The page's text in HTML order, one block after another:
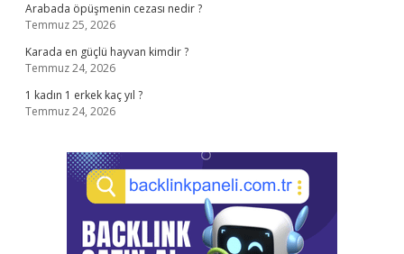
Arabada öpüşmenin cezası nedir ?
Temmuz 25, 2026
Karada en güçlü hayvan kimdir ?
Temmuz 24, 2026
1 kadın 1 erkek kaç yıl ?
Temmuz 24, 2026